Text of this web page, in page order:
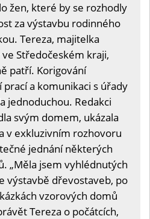
žen, které by se rozhodly
za výstavbu rodinného
Tereza, majitelka
Středočeském kraji,
patří. Korigování
a komunikaci s úřady
jednoduchou. Redakci
svým domem, ukázala
v exkluzivním rozhovoru
jednání některých
„Měla jsem vyhlédnutých
výstavbě dřevostaveb, po
vzorových domů
Tereza o počátcích,